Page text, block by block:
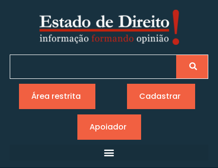
Área restrita Cadastrar
Apoiador